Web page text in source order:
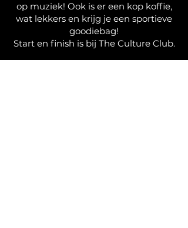
op muziek! Ook is er een kop koffie,
wat lekkers en krijg je een sportieve
goodiebag!
Start en finish is bij The Culture Club.